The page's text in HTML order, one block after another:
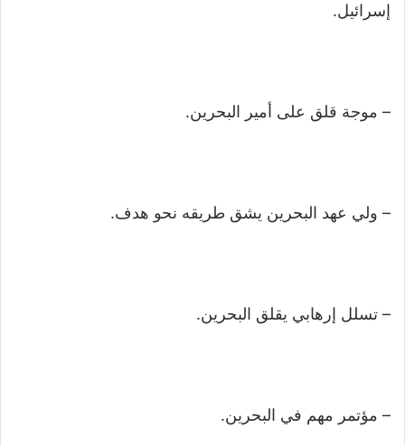
إسرائيل.
– موجة قلق على أمير البحرين.
– ولي عهد البحرين يشق طريقه نحو هدف.
– تسلل إرهابي يقلق البحرين.
– مؤتمر مهم في البحرين.